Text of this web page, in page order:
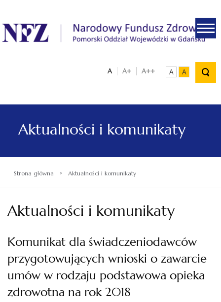
.
A A+ A++ A A
Aktualności i komunikaty
Strona główna › Aktualności i komunikaty
Aktualności i komunikaty
Komunikat dla świadczeniodawców
przygotowujących wnioski o zawarcie
umów w rodzaju podstawowa opieka
zdrowotna na rok 2018